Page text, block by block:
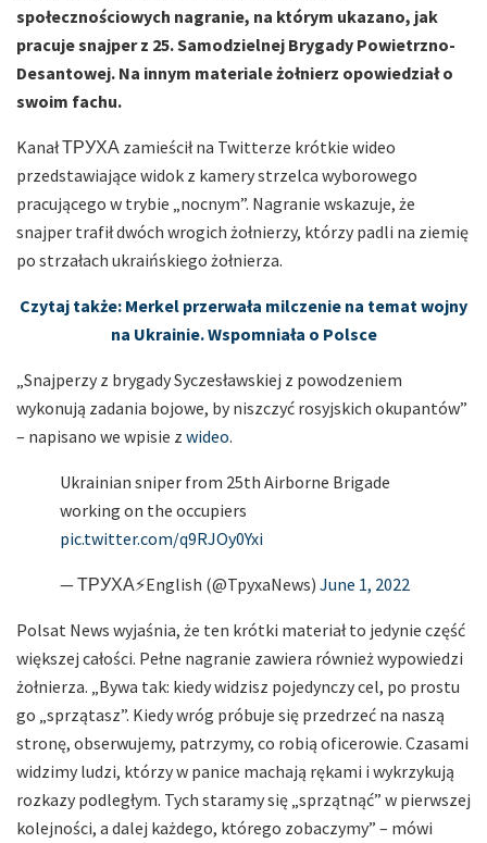
społecznościowych nagranie, na którym ukazano, jak
pracuje snajper z 25. Samodzielnej Brygady Powietrzno-
Desantowej. Na innym materiale żołnierz opowiedział o
swoim fachu.
Kanał ТРУХА zamieścił na Twitterze krótkie wideo
przedstawiające widok z kamery strzelca wyborowego
pracującego w trybie „nocnym”. Nagranie wskazuje, że
snajper trafił dwóch wrogich żołnierzy, którzy padli na ziemię
po strzałach ukraińskiego żołnierza.
Czytaj także: Merkel przerwała milczenie na temat wojny
na Ukrainie. Wspomniała o Polsce
„Snajperzy z brygady Syczesławskiej z powodzeniem
wykonują zadania bojowe, by niszczyć rosyjskich okupantów”
– napisano we wpisie z wideo.
Ukrainian sniper from 25th Airborne Brigade
working on the occupiers
pic.twitter.com/q9RJOy0Yxi
— ТРУХА⚡️English (@TpyxaNews) June 1, 2022
Polsat News wyjaśnia, że ten krótki materiał to jedynie część
większej całości. Pełne nagranie zawiera również wypowiedzi
żołnierza. „Bywa tak: kiedy widzisz pojedynczy cel, po prostu
go „sprzątasz”. Kiedy wróg próbuje się przedrzeć na naszą
stronę, obserwujemy, patrzymy, co robią oficerowie. Czasami
widzimy ludzi, którzy w panice machają rękami i wykrzykują
rozkazy podległym. Tych staramy się „sprzątnąć” w pierwszej
kolejności, a dalej każdego, którego zobaczymy” – mówi